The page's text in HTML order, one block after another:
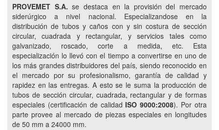
SOCKOLET DERIVACIONES LATROLET
NIPOLET ELBOLET TREFILA TEE
REVESTIDOS TRICAPA TRINORMA ASTM
A53 A106 API5L B IRAM 2592
CONDUIT ROSCA Y CUPLA EPOXI
CORTES A MEDIDA UNION DOBLE CUPLA
45° 90° RADIO LARGO RADIO CORTO
CONCENTRICA CASQUETES
CODOS COMPLEMET
PROVEMET S.A. se destaca en la provisión del mercado
siderúrgico a nivel nacional. Especializandose en la
distribución de tubos y caños con y sin costura de sección
circular, cuadrada y rectangular, y servicios tales como
galvanizado, roscado, corte a medida, etc. Esta
especialización lo llevó con el tiempo a convertirse en uno de
los más grandes distribuidores del país, siendo reconocido en
el mercado por su profesionalismo, garantía de calidad y
rapidez en las entregas. A esto se le suma la producción de
tubos de sección circular, cuadrada, rectangular y de formas
especiales (certificación de calidad ISO 9000:2008). Por otra
parte provee al mercado de piezas especiales en longitudes
de 50 mm a 24000 mm.